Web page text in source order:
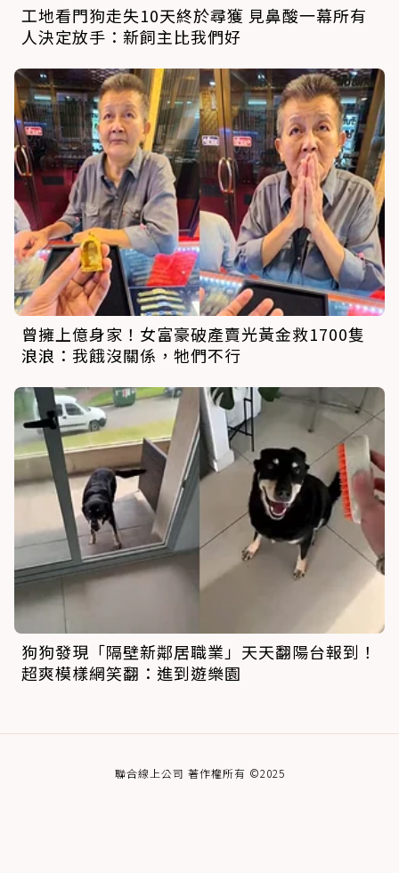
工地看門狗走失10天終於尋獲 見鼻酸一幕所有
人決定放手：新飼主比我們好
曾擁上億身家！女富豪破產賣光黃金救1700隻
浪浪：我餓沒關係，牠們不行
狗狗發現「隔壁新鄰居職業」天天翻陽台報到！
超爽模樣網笑翻：進到遊樂園
聯合線上公司 著作權所有 ©2025